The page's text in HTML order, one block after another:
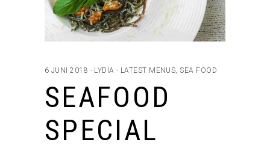
6 JUNI 2018 LYDIA LATEST MENUS,SEA FOOD
SEAFOOD
SPECIAL